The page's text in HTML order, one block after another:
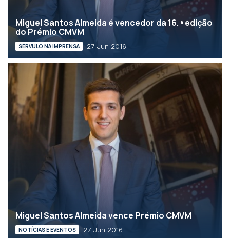
Miguel Santos Almeida é vencedor da 16. ª edição
do Prémio CMVM
SÉRVULO NA IMPRENSA 27 Jun 2016
Miguel Santos Almeida vence Prémio CMVM
NOTÍCIAS E EVENTOS 27 Jun 2016